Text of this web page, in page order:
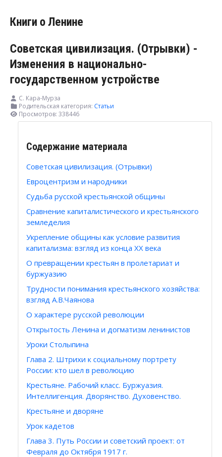
Книги о Ленине
Советская цивилизация. (Отрывки) -
Изменения в национально-
государственном устройстве
С. Кара-Мурза
Родительская категория: Статьи
Просмотров: 338446
Содержание материала
Советская цивилизация. (Отрывки)
Евроцентризм и народники
Судьба русской крестьянской общины
Сравнение капиталистического и крестьянского
земледелия
Укрепление общины как условие развития
капитализма: взгляд из конца ХХ века
О превращении крестьян в пролетариат и
буржуазию
Трудности понимания крестьянского хозяйства:
взгляд А.В.Чаянова
О характере русской революции
Открытость Ленина и догматизм ленинистов
Уроки Столыпина
Глава 2. Штрихи к социальному портрету
России: кто шел в революцию
Крестьяне. Рабочий класс. Буржуазия.
Интеллигенция. Дворянство. Духовенство.
Крестьяне и дворяне
Урок кадетов
Глава 3. Путь России и советский проект: от
Февраля до Октября 1917 г.